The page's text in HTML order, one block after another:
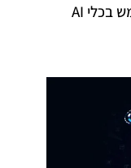
Generative AI – איך להתחיל להשתמש בכלי AI